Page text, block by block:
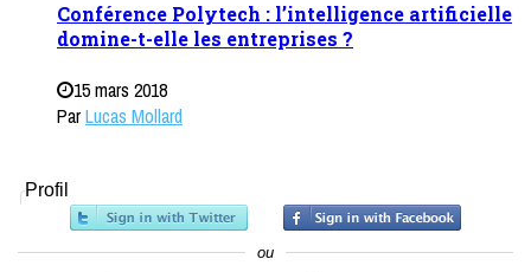
Conférence Polytech : l’intelligence artificielle
domine-t-elle les entreprises ?
15 mars 2018
ParLucas Mollard
Profil
ou